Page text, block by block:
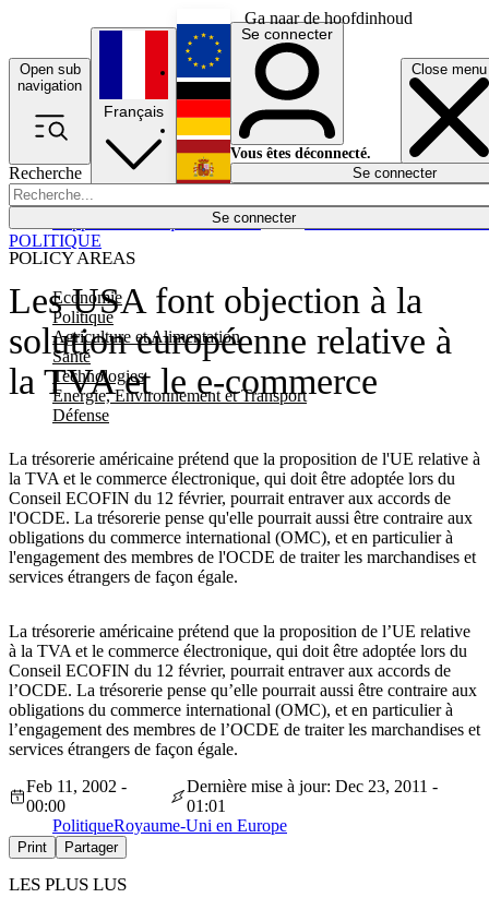
Ga naar de hoofdinhoud
Open sub
navigation
Close menu
Recherche
Se connecter
POLICY AREAS
Economie
Politique
Agriculture et Alimentation
Santé
Technologies
Energie, Environnement et Transport
Défense
Économie
Français
English
Deutsch
Español
Se connecter
Vous êtes déconnecté.
Se connecter
Les USA font objection à la
solution européenne relative à
la TVA et le e-commerce
La trésorerie américaine prétend que la proposition de l'UE relative à
la TVA et le commerce électronique, qui doit être adoptée lors du
Conseil ECOFIN du 12 février, pourrait entraver aux accords de
l'OCDE. La trésorerie pense qu'elle pourrait aussi être contraire aux
obligations du commerce international (OMC), et en particulier à
l'engagement des membres de l'OCDE de traiter les marchandises et
services étrangers de façon égale.
POLITIQUE
La trésorerie américaine prétend que la proposition de l’UE relative
à la TVA et le commerce électronique, qui doit être adoptée lors du
Conseil ECOFIN du 12 février, pourrait entraver aux accords de
l’OCDE. La trésorerie pense qu’elle pourrait aussi être contraire aux
obligations du commerce international (OMC), et en particulier à
l’engagement des membres de l’OCDE de traiter les marchandises et
services étrangers de façon égale.
Feb 11, 2002 -
00:00
Dernière mise à jour: Dec 23, 2011 -
01:01
PolitiqueRoyaume-Uni en Europe
Print Partager
LES PLUS LUS